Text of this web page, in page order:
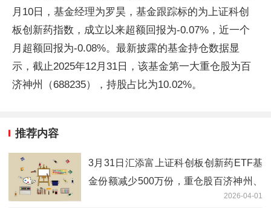
月10日，基金经理为罗昊，基金跟踪标的为上证科创
板创新药指数，成立以来超额回报为-0.07%，近一个
月超额回报为-0.08%。最新披露的基金持仓数据显
示，截止2025年12月31日，该基金第一大重仓股为百
济神州（688235），持股占比为10.02%。
推荐内容
3月31日汇添富上证科创板创新药ETF基
金份额减少500万份，重仓股百济神州、
2026-04-01